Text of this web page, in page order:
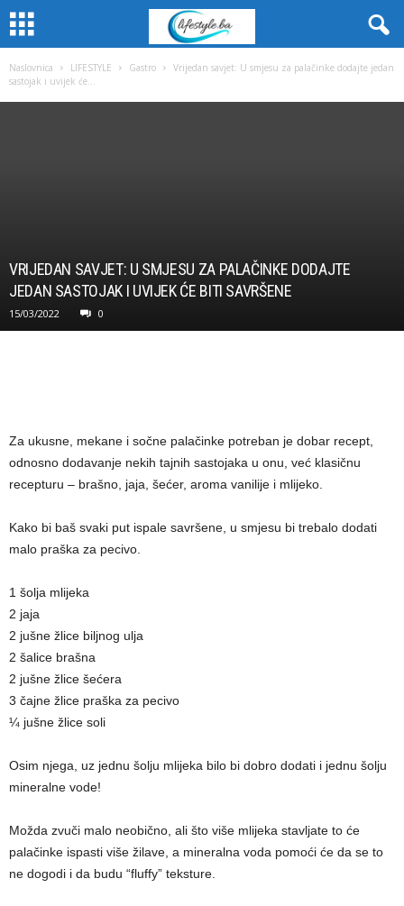
Naslovnica LIFESTYLE Gastro
Vrijedan savjet: U smjesu za palačinke dodajte jedan
sastojak i uvijek će...
VRIJEDAN SAVJET: U SMJESU ZA PALAČINKE DODAJTE
JEDAN SASTOJAK I UVIJEK ĆE BITI SAVRŠENE
15/03/2022 0
Za ukusne, mekane i sočne palačinke potreban je dobar recept,
odnosno dodavanje nekih tajnih sastojaka u onu, već klasičnu
recepturu – brašno, jaja, šećer, aroma vanilije i mlijeko.
Kako bi baš svaki put ispale savršene, u smjesu bi trebalo dodati
malo praška za pecivo.
1 šolja mlijeka
2 jaja
2 jušne žlice biljnog ulja
2 šalice brašna
2 jušne žlice šećera
3 čajne žlice praška za pecivo
¼ jušne žlice soli
Osim njega, uz jednu šolju mlijeka bilo bi dobro dodati i jednu šolju
mineralne vode!
Možda zvuči malo neobično, ali što više mlijeka stavljate to će
palačinke ispasti više žilave, a mineralna voda pomoći će da se to
ne dogodi i da budu “fluffy” teksture.